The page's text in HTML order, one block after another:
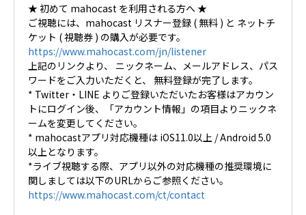
★ 初めて mahocast を利用される方へ ★
ご視聴には、mahocast リスナー登録 ( 無料 ) と ネットチ
ケット ( 視聴券 ) の購入が必要です。
https://www.mahocast.com/jn/listener
上記のリンクより、 ニックネーム、メールアドレス、パス
ワードをご入力いただくと、 無料登録が完了します。
* Twitter・LINE よりご登録いただいたお客様はアカウン
トにログイン後、「アカウント情報」の項目よりニックネ
ームを変更してください。
* mahocastアプリ対応機種は iOS11.0以上 / Android 5.0
以上となります。
*ライブ視聴する際、アプリ以外の対応機種の推奨環境に
関しましては以下のURLからご参照ください。
https://www.mahocast.com/ct/contact